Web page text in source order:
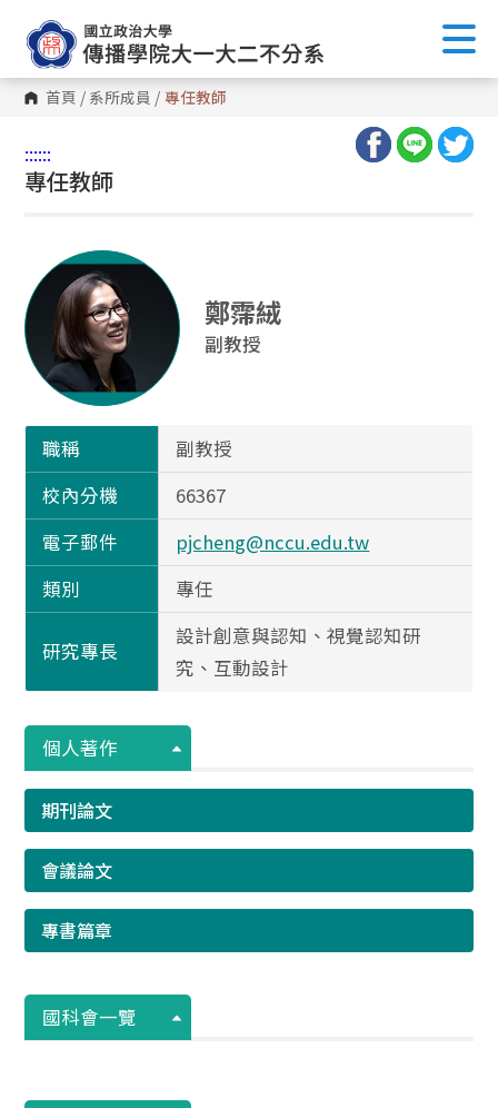
首頁 / 系所成員 / 專任教師
::::::
專任教師
鄭霈絨
副教授
職稱
副教授
校內分機
66367
電子郵件
pjcheng@nccu.edu.tw
類別
專任
研究專長
設計創意與認知、視覺認知研
究、互動設計
個人著作
期刊論文
會議論文
專書篇章
國科會一覽